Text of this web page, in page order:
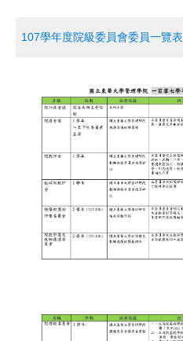
107學年度院級委員會委員一覽表